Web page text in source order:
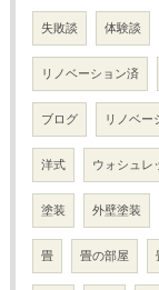
失敗談 体験談
リノベーション済
ブログ リノベー
洋式 ウォシュレ
塗装 外壁塗装
畳 畳の部屋